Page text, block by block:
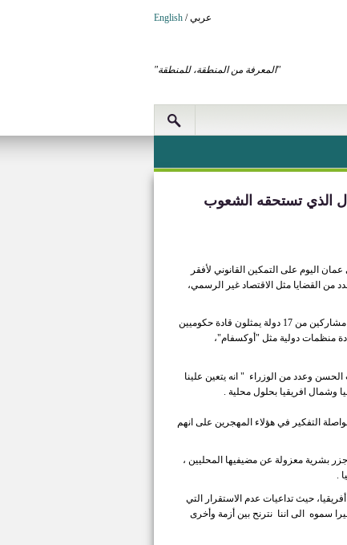
عربي/
English
"المعرفة من المنطقة، للمنطقة"
الذي تستحقه الشعوب
اليوم على التمكين القانوني لأفقر
من القضايا مثل الاقتصاد غير الرسمي،
ويضم المنتدى والذي يعقد هذا العام تحت عنوان " التمكين القانوني .. الصلابة والابتكار والنمو" ، مشاركين من 17 دولة يمثلون قادة حكوميين
منظمات دولية مثل "أوكسفام"،
وعدد من الوزراء " انه يتعين علينا
وشمال افريقيا بحلول محلية .
التفكير في هؤلاء المهجرين على انهم
بشرية معزولة عن مضيفيها المحليين ،
.
حيث تداعيات عدم الاستقرار التي
سموه الى اننا نترنح بين أزمة وأخرى